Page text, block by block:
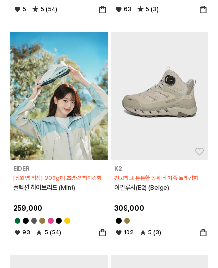
5 5 (54) 63 5 (3)
좋아요
EIDER
[장원영 착장] 300g대 초경량 하이킹화
플렉션 하이브리드 (Mint)
259,000
93 5 (54)
K2
견고하고 튼튼한 올웨더 가죽 트레킹화
아팔루사(E2) (Beige)
309,000
102 5 (3)